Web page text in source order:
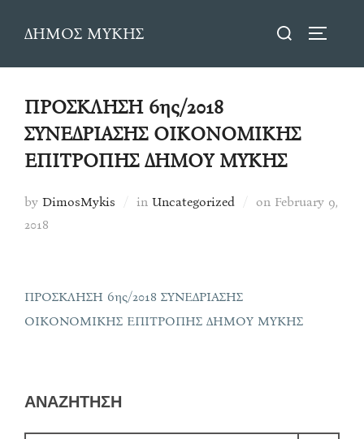
ΔΗΜΟΣ ΜΥΚΗΣ
Search
ΠΡΟΣΚΛΗΣΗ 6ης/2018
ΣΥΝΕΔΡΙΑΣΗΣ ΟΙΚΟΝΟΜΙΚΗΣ
ΕΠΙΤΡΟΠΗΣ ΔΗΜΟΥ ΜΥΚΗΣ
by DimosMykis in Uncategorized on Posted
February 9,
2018
ΠΡΟΣΚΛΗΣΗ 6ης/2018 ΣΥΝΕΔΡΙΑΣΗΣ
ΟΙΚΟΝΟΜΙΚΗΣ ΕΠΙΤΡΟΠΗΣ ΔΗΜΟΥ ΜΥΚΗΣ
ΑΝΑΖΗΤΗΣΗ